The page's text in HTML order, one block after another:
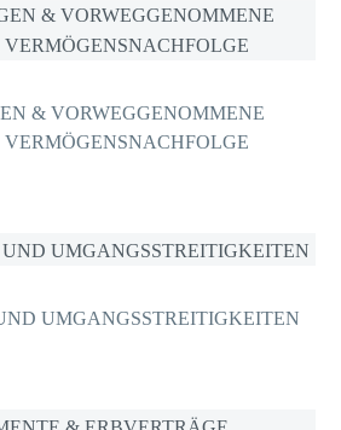
& VORWEGGENOMMENE
VERMÖGENSNACHFOLGE
UMGANGSSTREITIGKEITEN